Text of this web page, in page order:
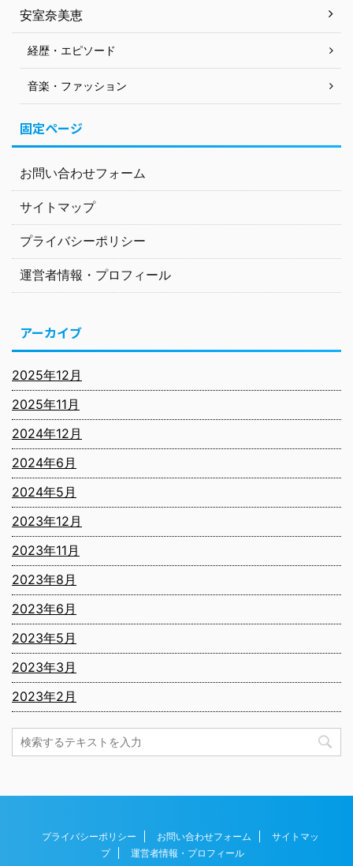
安室奈美恵
経歴・エピソード
音楽・ファッション
固定ページ
お問い合わせフォーム
サイトマップ
プライバシーポリシー
運営者情報・プロフィール
アーカイブ
2025年12月
2025年11月
2024年12月
2024年6月
2024年5月
2023年12月
2023年11月
2023年8月
2023年6月
2023年5月
2023年3月
2023年2月
プライバシーポリシー お問い合わせフォーム
サイトマッ
プ
運営者情報・プロフィール